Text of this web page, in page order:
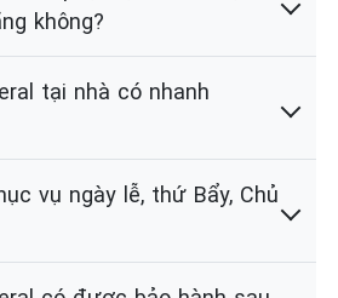
không?
tại nhà có nhanh
vụ ngày lễ, thứ Bẩy, Chủ